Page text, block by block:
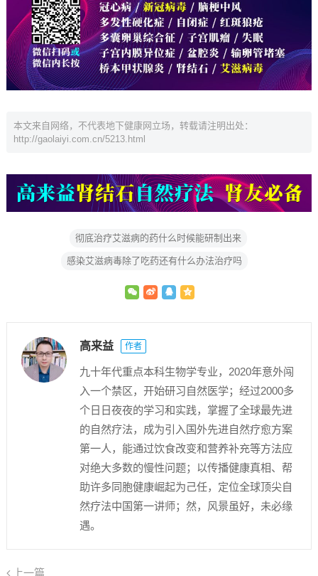
本文来自网络，不代表地下健康网立场，转载请注明出处：
http://gaolaiyi.com.cn/5213.html
彻底治疗艾滋病的药什么时候能研制出来
感染艾滋病毒除了吃药还有什么办法治疗吗
高来益 作者
九十年代重点本科生物学专业，2020年意外闯
入一个禁区，开始研习自然医学；经过2000多
个日日夜夜的学习和实践，掌握了全球最先进
的自然疗法，成为引入国外先进自然疗愈方案
第一人，能通过饮食改变和营养补充等方法应
对绝大多数的慢性问题；以传播健康真相、帮
助许多同胞健康崛起为己任，定位全球顶尖自
然疗法中国第一讲师；然，风景虽好，未必缘
遇。
上一篇